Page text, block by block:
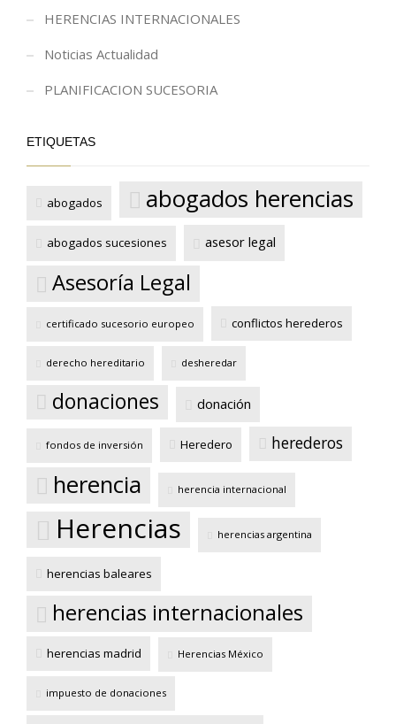
HERENCIAS INTERNACIONALES
Noticias Actualidad
PLANIFICACION SUCESORIA
ETIQUETAS
abogados abogados herencias
abogados sucesiones asesor legal
Asesoría Legal
certificado sucesorio europeo conflictos herederos
derecho hereditario desheredar
donaciones donación
fondos de inversión Heredero herederos
herencia herencia internacional
Herencias herencias argentina
herencias baleares
herencias internacionales
herencias madrid Herencias México
impuesto de donaciones